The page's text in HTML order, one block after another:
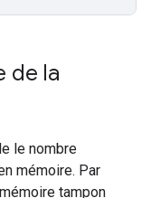
de la
le nombre
mémoire. Par
tampon